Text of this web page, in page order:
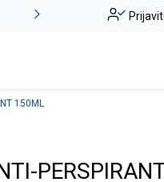
150ML